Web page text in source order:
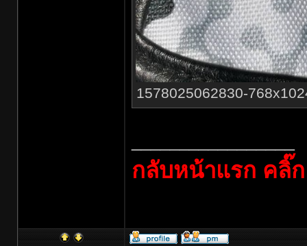
1578025062830-
กลับหน้าแรก คลิ๊ก